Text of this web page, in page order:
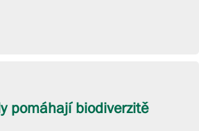
pomáhají biodiverzitě